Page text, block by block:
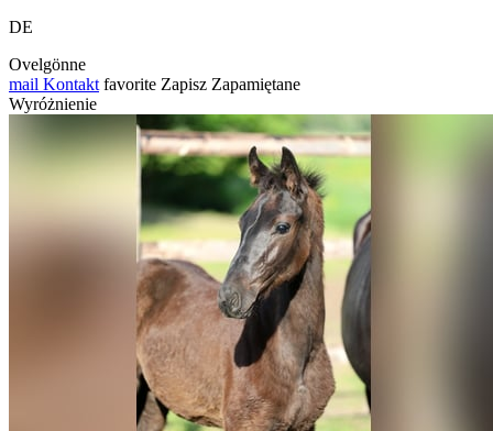
DE
Ovelgönne
mail Kontakt favorite Zapisz Zapamiętane
Wyróżnienie